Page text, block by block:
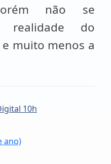
não se
realidade do
muito menos a
10h
ano)